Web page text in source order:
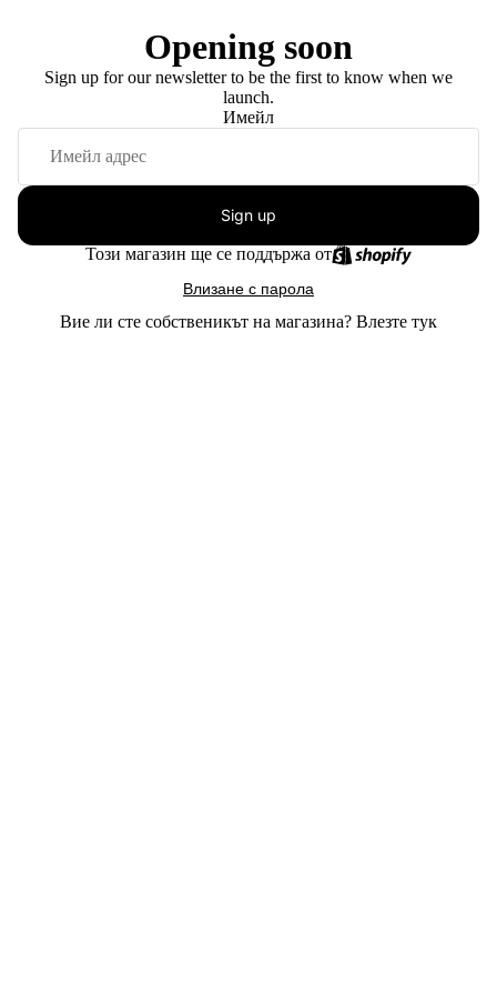
Opening soon
Sign up for our newsletter to be the first to know when we
launch.
Имейл
Sign up
Този магазин ще се поддържа от
Влизане с парола
Вие ли сте собственикът на магазина? Влезте тук